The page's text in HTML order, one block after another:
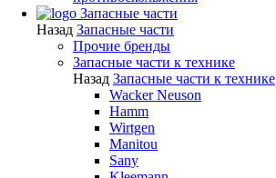
Запасные части
Назад Запасные части
Прочие бренды
Запасные части к технике
Назад Запасные части к технике
Wacker Neuson
Hamm
Wirtgen
Manitou
Sany